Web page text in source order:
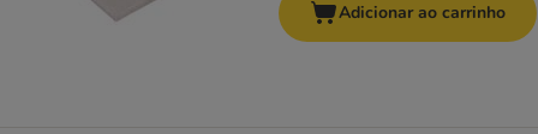
Adicionar ao carrinho